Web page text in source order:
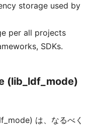
storage used by
per all projects
SDKs.
(lib_ldf_mode)
は、なるべく